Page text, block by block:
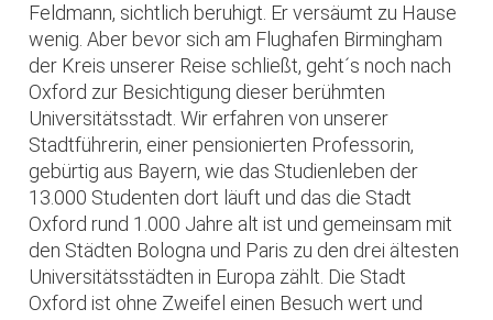
Feldmann, sichtlich beruhigt. Er versäumt zu Hause
wenig. Aber bevor sich am Flughafen Birmingham
der Kreis unserer Reise schließt, geht´s noch nach
Oxford zur Besichtigung dieser berühmten
Universitätsstadt. Wir erfahren von unserer
Stadtführerin, einer pensionierten Professorin,
gebürtig aus Bayern, wie das Studienleben der
13.000 Studenten dort läuft und das die Stadt
Oxford rund 1.000 Jahre alt ist und gemeinsam mit
den Städten Bologna und Paris zu den drei ältesten
Universitätsstädten in Europa zählt. Die Stadt
Oxford ist ohne Zweifel einen Besuch wert und